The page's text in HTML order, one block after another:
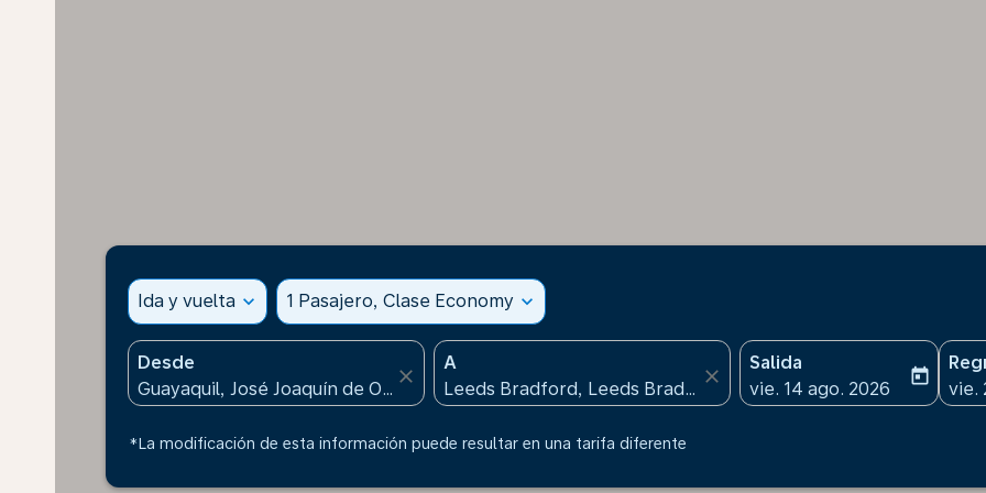
Ida y vuelta expand_more 1 Pasajero, Clase Economy expand_more
Desde
close
A
close
Salida
fc-booking-departure-
vie. 14 ago. 2026
today
fc-
vie.
*La modificación de esta información puede resultar en una tarifa diferente